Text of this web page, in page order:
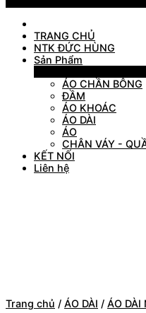
TRANG CHỦ
NTK ĐỨC HÙNG
Sản Phẩm
ÁO CHẦN BÔNG
ĐẦM
ÁO KHOÁC
ÁO DÀI
ÁO
CHÂN VÁY -
KẾT NỐI
Liên hệ
Trang chủ / ÁO DÀI / ÁO DÀI